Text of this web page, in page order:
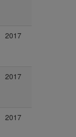
2017
2017
2017